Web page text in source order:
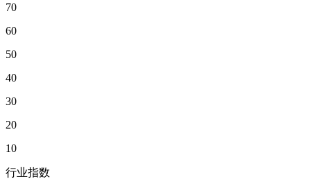
70
60
50
40
30
20
10
行业指数